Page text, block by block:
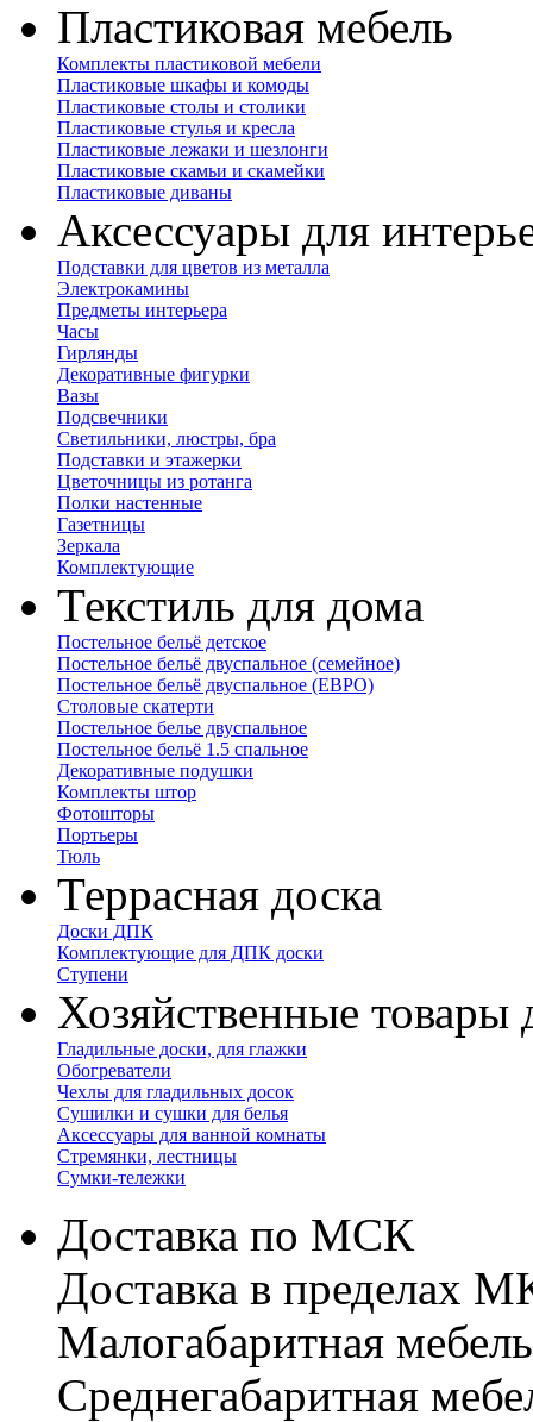
Пластиковая мебель
Комплекты пластиковой мебели
Пластиковые шкафы и комоды
Пластиковые столы и столики
Пластиковые стулья и кресла
Пластиковые лежаки и шезлонги
Пластиковые скамьи и скамейки
Пластиковые диваны
Аксессуары для
Подставки для цветов из металла
Электрокамины
Предметы интерьера
Часы
Гирлянды
Декоративные фигурки
Вазы
Подсвечники
Светильники, люстры, бра
Подставки и этажерки
Цветочницы из ротанга
Полки настенные
Газетницы
Зеркала
Комплектующие
Текстиль для дома
Постельное бельё детское
Постельное бельё двуспальное (семейное)
Постельное бельё двуспальное (ЕВРО)
Столовые скатерти
Постельное белье двуспальное
Постельное бельё 1.5 спальное
Декоративные подушки
Комплекты штор
Фотошторы
Портьеры
Тюль
Террасная доска
Доски ДПК
Комплектующие для ДПК доски
Ступени
Хозяйственные товары
Гладильные доски, для глажки
Обогреватели
Чехлы для гладильных досок
Сушилки и сушки для белья
Аксессуары для ванной комнаты
Стремянки, лестницы
Сумки-тележки
Доставка по МСК
Доставка в пределах
Малогабаритная
Cреднегабаритная